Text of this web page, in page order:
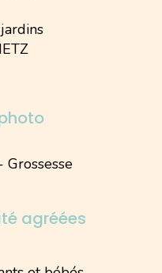
agréées